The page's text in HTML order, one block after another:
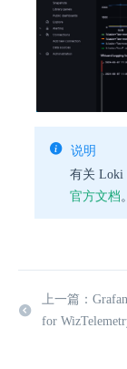
说明
有关 Loki
官方文档 。
上一篇：
for